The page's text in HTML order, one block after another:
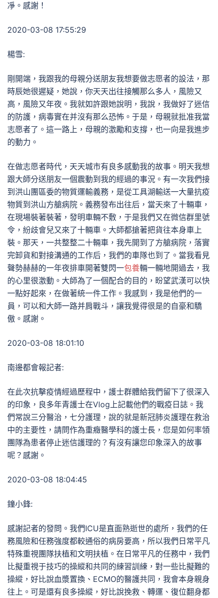
凈。感謝！
2020-03-08 17:55:29
楊雪:
剛開端，我跟我的母親分送朋友我想要做志愿者的設法，那
時辰她很遲疑，她說，你天天出往接觸那么多人，風險又
高，風險又年夜。我就如許跟她說明，我說，我做好了迷信
的防護，病毒實在并沒有那么恐怖。于是，母親就批准我當
志愿者了。這一路上，母親的激勵和支撐，也一向是我進步
的動力。
在做志愿者時代，天天城市有良多感動我的故事。明天我想
跟大師分送朋友一個震動到我的經過的事況。有一次我們接
到洪山團區委的物質運輸義務，是從工具湖輸送一大量抗疫
物質到洪山方艙病院。義務發布出往后，當天來了十輛車，
在現場裝著裝著，發明車輛不敷，于是我們又在微信群里號
令，紛歧會兒又來了十輛車。大師都搶著把貨往本身車上
裝。那天，一共整整二十輛車，我先開到了方艙病院，落實
完卸貨和對接溝通的工作后，我們的車隊也到了。當我看見
聲勢赫赫的一年夜排車開著雙閃一包養輛一輛地開過去，我
的心里很激動。大師為了一個配合的目的，盼望武漢可以快
一點好起來，在做著統一件工作。我感到，我是他們的一
員，可以和大師一路并肩戰斗，讓我覺得很是的自豪和驕
傲。感謝。
2020-03-08 18:01:10
南邊都會報記者:
在此次抗擊疫情經過歷程中，護士群體給我們留下了很深入
的印象，良多年青護士在Vlog上記載他們的戰疫日誌。我
們常說三分醫治，七分護理，說的就是新冠肺炎護理在救治
中的主要性，請問作為重癥醫學科的護士長，您是如何率領
團隊為患者停止迷信護理的？有沒有讓您印象深入的故事
呢？感謝。
2020-03-08 18:04:45
鐘小鋒:
感謝記者的發問。我們ICU是直面熟逝世的處所，我們的任
務風險和任務強度都較通俗的病房要高，所以我們日常平凡
特殊重視團隊扶植和文明扶植。在日常平凡的任務中，我們
比擬重視于技巧的操縱和共同的練習訓練，對一些比擬難的
操縱，好比說血漿置換、ECMO的醫護共同，我會本身親身
往上。可是還有良多操縱，好比說挽救、轉運、復位翻身都